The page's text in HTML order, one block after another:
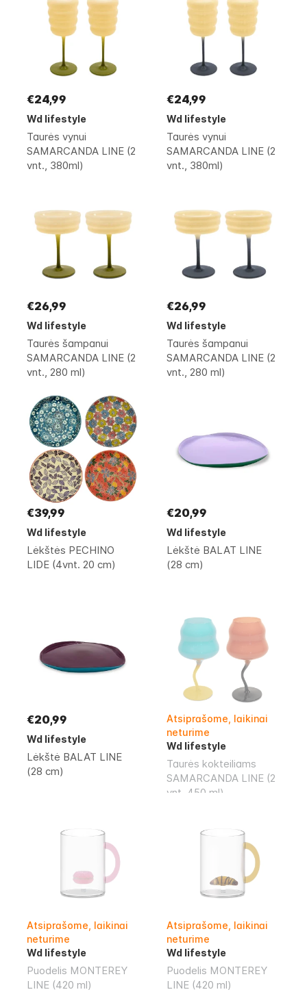
€24,99
Wd lifestyle
Taurės vynui
SAMARCANDA LINE (2
vnt., 380ml)
€24,99
Wd lifestyle
Taurės vynui
SAMARCANDA LINE (2
vnt., 380ml)
€26,99
Wd lifestyle
Taurės šampanui
SAMARCANDA LINE (2
vnt., 280 ml)
€26,99
Wd lifestyle
Taurės šampanui
SAMARCANDA LINE (2
vnt., 280 ml)
€39,99
Wd lifestyle
Lėkštės PECHINO
LIDE (4vnt. 20 cm)
€20,99
Wd lifestyle
Lėkštė BALAT LINE
(28 cm)
€20,99
Wd lifestyle
Lėkštė BALAT LINE
(28 cm)
Atsiprašome, laikinai
neturime
Wd lifestyle
Taurės kokteiliams
SAMARCANDA LINE (2
vnt.,450 ml)
Atsiprašome, laikinai
neturime
Wd lifestyle
Puodelis MONTEREY
LINE (420 ml)
Atsiprašome, laikinai
neturime
Wd lifestyle
Puodelis MONTEREY
LINE (420 ml)